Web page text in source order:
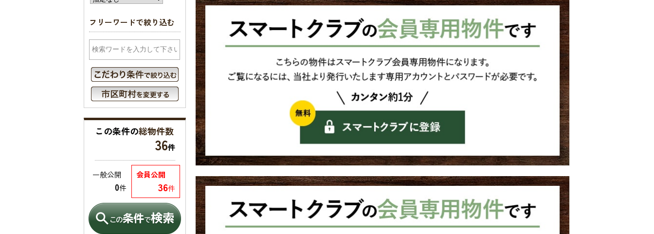
フリーワードで絞り込む
この条件の総物件数
36件
会員公開
36件
一般公開
0件